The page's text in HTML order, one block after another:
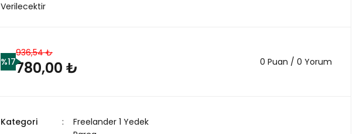
Verilecektir
%17
936,54 ₺
780,00 ₺ 0 Puan / 0 Yorum
Kategori
Freelander 1 Yedek